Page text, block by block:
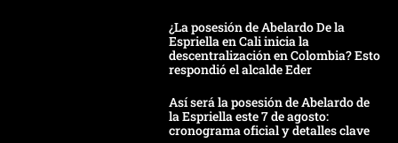
¿La posesión de Abelardo De la
Espriella en Cali inicia la
descentralización en Colombia? Esto
respondió el alcalde Eder
Así será la posesión de Abelardo de
la Espriella este 7 de agosto:
cronograma oficial y detalles clave